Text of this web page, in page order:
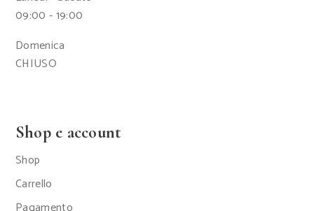
09:00 - 19:00
Domenica
CHIUSO
Shop e account
Shop
Carrello